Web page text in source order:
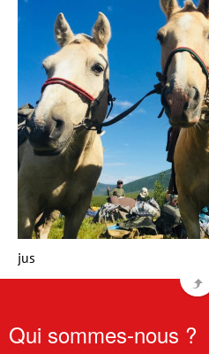
jus
Qui sommes-nous ?